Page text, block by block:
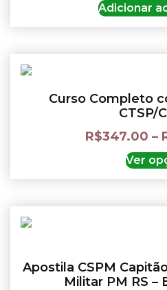
Adicionar
Curso Completo
CTSP/
R$347.00 –
Ver
Apostila CSPM
Militar PM RS –